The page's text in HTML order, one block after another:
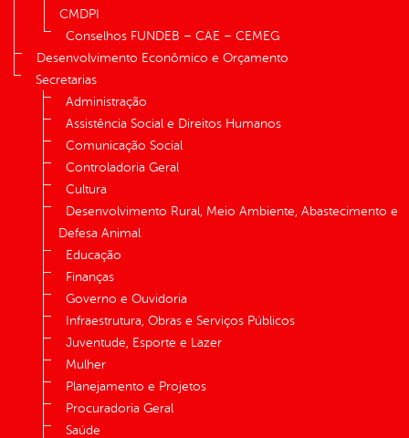
CMDPI
Conselhos FUNDEB – CAE – CEMEG
Desenvolvimento Econômico e Orçamento
Secretarias
Administração
Assistência Social e Direitos Humanos
Comunicação Social
Controladoria Geral
Cultura
Desenvolvimento Rural, Meio Ambiente, Abastecimento e
Defesa Animal
Educação
Finanças
Governo e Ouvidoria
Infraestrutura, Obras e Serviços Públicos
Juventude, Esporte e Lazer
Mulher
Planejamento e Projetos
Procuradoria Geral
Saúde